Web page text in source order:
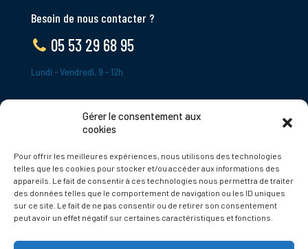
Gérer le consentement aux
cookies
Pour offrir les meilleures expériences, nous utilisons des technologies
telles que les cookies pour stocker et/ou accéder aux informations des
appareils. Le fait de consentir à ces technologies nous permettra de traiter
des données telles que le comportement de navigation ou les ID uniques
sur ce site. Le fait de ne pas consentir ou de retirer son consentement
peut avoir un effet négatif sur certaines caractéristiques et fonctions.
Besoin de nous contacter ?
05 53 29 68 95
Lundi - Vendredi, 9 - 12h
24620 Tamniès
France
Politique de cookies